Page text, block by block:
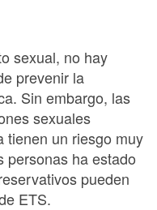
sexual, no hay
prevenir la
Sin embargo, las
sexuales
tienen un riesgo muy
personas ha estado
pueden
ETS.